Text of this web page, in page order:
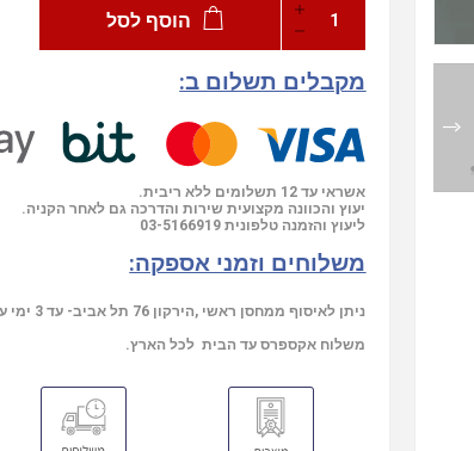
הוסף לסל
מקבלים תשלום ב:
אשראי עד 12 תשלומים ללא ריבית.
יעוץ והכוונה מקצועית שירות והדרכה גם לאחר הקניה.
ליעוץ והזמנה טלפונית 03-5166919
משלוחים וזמני אספקה:
ניתן לאיסוף ממחסן ראשי ,הירקון 76 תל אביב- עד 3 ימי עסקים.
משלוח אקספרס עד הבית לכל הארץ.